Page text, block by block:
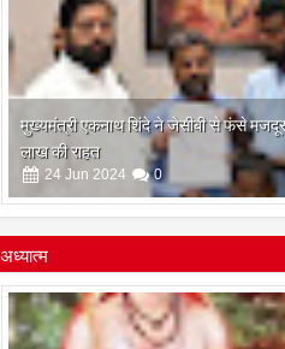
मुख्यमंत्री एकनाथ शिंदे ने जेसीबी से फंसे मजदूर
लाख की राहत
24 Jun 2024 0
अध्यात्म